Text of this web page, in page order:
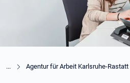
Agentur für Arbeit Karlsruhe-Rastatt